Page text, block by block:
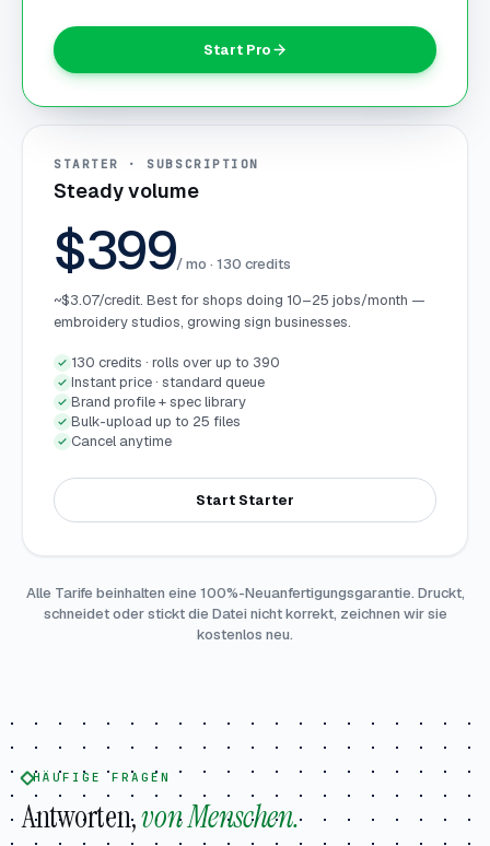
Start Pro
STARTER · SUBSCRIPTION
Steady volume
$399/ mo ·130 credits
~$3.07/credit. Best for shops doing 10–25 jobs/month —
embroidery studios, growing sign businesses.
130 credits · rolls over up to 390
Instant price · standard queue
Brand profile + spec library
Bulk-upload up to 25 files
Cancel anytime
Start Starter
Alle Tarife beinhalten eine 100%-Neuanfertigungsgarantie. Druckt,
schneidet oder stickt die Datei nicht korrekt, zeichnen wir sie
kostenlos neu.
HÄUFIGE FRAGEN
Antworten,von Menschen.